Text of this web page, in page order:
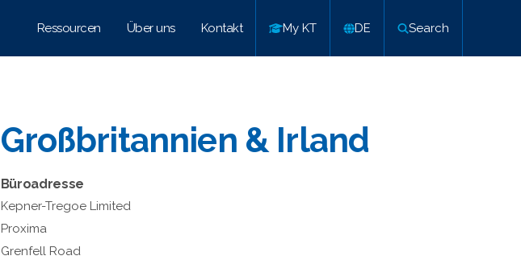
Ressourcen Über uns Kontakt My KT DE Search
Großbritannien & Irland
Büroadresse
Kepner-Tregoe Limited
Proxima
Grenfell Road